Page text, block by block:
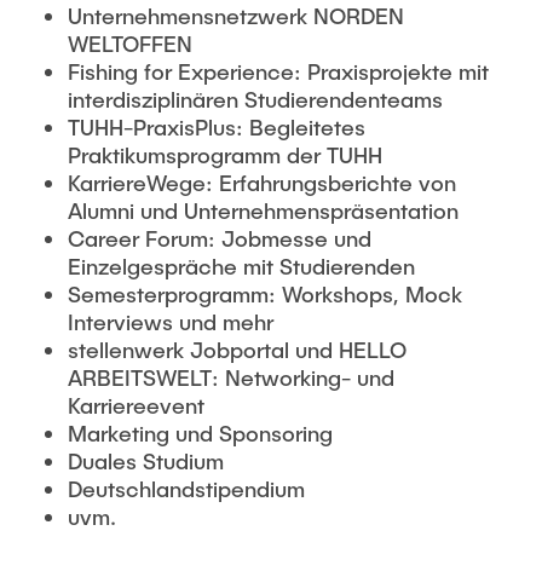
Unternehmensnetzwerk NORDEN
WELTOFFEN
Fishing for Experience: Praxisprojekte mit
interdisziplinären Studierendenteams
TUHH-PraxisPlus: Begleitetes
Praktikumsprogramm der TUHH
KarriereWege: Erfahrungsberichte von
Alumni und Unternehmenspräsentation
Career Forum: Jobmesse und
Einzelgespräche mit Studierenden
Semesterprogramm: Workshops, Mock
Interviews und mehr
stellenwerk Jobportal und HELLO
ARBEITSWELT: Networking- und
Karriereevent
Marketing und Sponsoring
Duales Studium
Deutschlandstipendium
uvm.